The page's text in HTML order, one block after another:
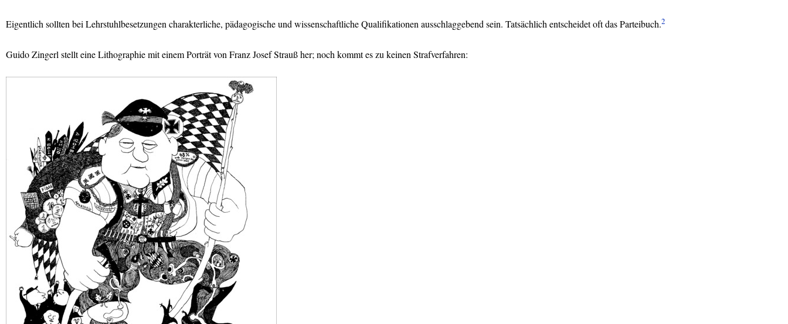
Eigentlich sollten bei Lehrstuhlbesetzungen charakterliche, pädagogische und wissenschaftliche Qualifikationen ausschlaggebend sein. Tatsächlich entscheidet oft das Parteibuch.2
Guido Zingerl stellt eine Lithographie mit einem Porträt von Franz Josef Strauß her; noch kommt es zu keinen Strafverfahren: